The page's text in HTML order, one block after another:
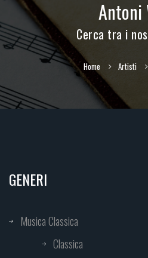
Antoni
Cerca tra i
Home Artisti
GENERI
Musica Classica
Classica